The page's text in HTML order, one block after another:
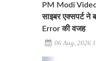
PM Modi
साइबर एक्सपर्ट ने
Error की वजह
06 Aug, 2026